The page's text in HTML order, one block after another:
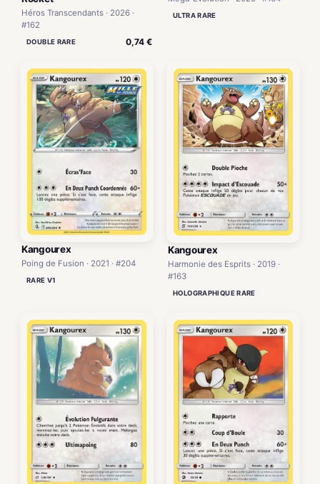
Héros Transcendants · 2026 ·
#162
DOUBLE RARE 0,74 €
ULTRA RARE
Kangourex
Poing de Fusion · 2021 · #204
RARE V1
Kangourex
Harmonie des Esprits · 2019 ·
#163
HOLOGRAPHIQUE RARE